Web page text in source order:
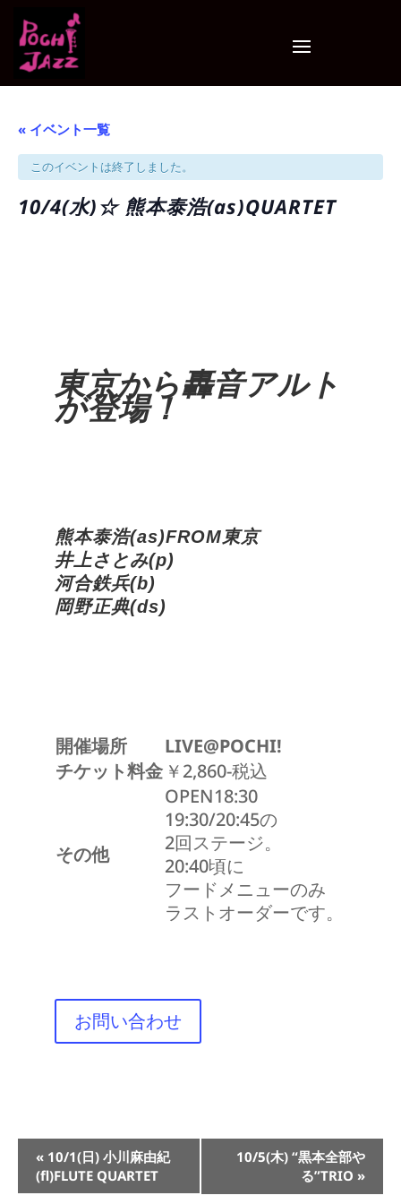
« イベント一覧
このイベントは終了しました。
10/4(水)☆ 熊本泰浩(as)QUARTET
東京から轟音アルト
が登場！
熊本泰浩(as)FROM東京
井上さとみ(p)
河合鉄兵(b)
岡野正典(ds)
開催場所
LIVE@POCHI!
チケット料金 ￥2,860-税込
その他
OPEN18:30
19:30/20:45の
2回ステージ。
20:40頃に
フードメニューのみ
ラストオーダーです。
お問い合わせ
イ
ベ
ン
« 10/1(日) 小川麻由紀
(fl)FLUTE QUARTET
10/5(木) “黒本全部や
る”TRIO »